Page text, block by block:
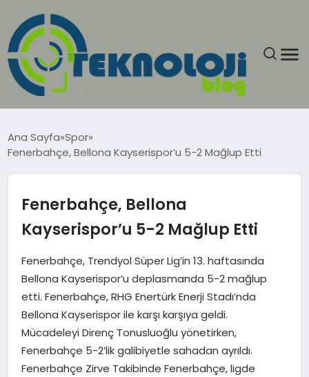
EĞITIM
EKONOMI
Ana Sayfa Spor
Fenerbahçe, Bellona Kayserispor’u 5-2 Mağlup Etti
Fenerbahçe, Bellona
Kayserispor’u 5-2 Mağlup Etti
Fenerbahçe, Trendyol Süper Lig’in 13. haftasında
Bellona Kayserispor’u deplasmanda 5-2 mağlup
etti. Fenerbahçe, RHG Enertürk Enerji Stadı’nda
Bellona Kayserispor ile karşı karşıya geldi.
Mücadeleyi Direnç Tonusluoğlu yönetirken,
Fenerbahçe 5-2’lik galibiyetle sahadan ayrıldı.
Fenerbahçe Zirve Takibinde Fenerbahçe, ligde